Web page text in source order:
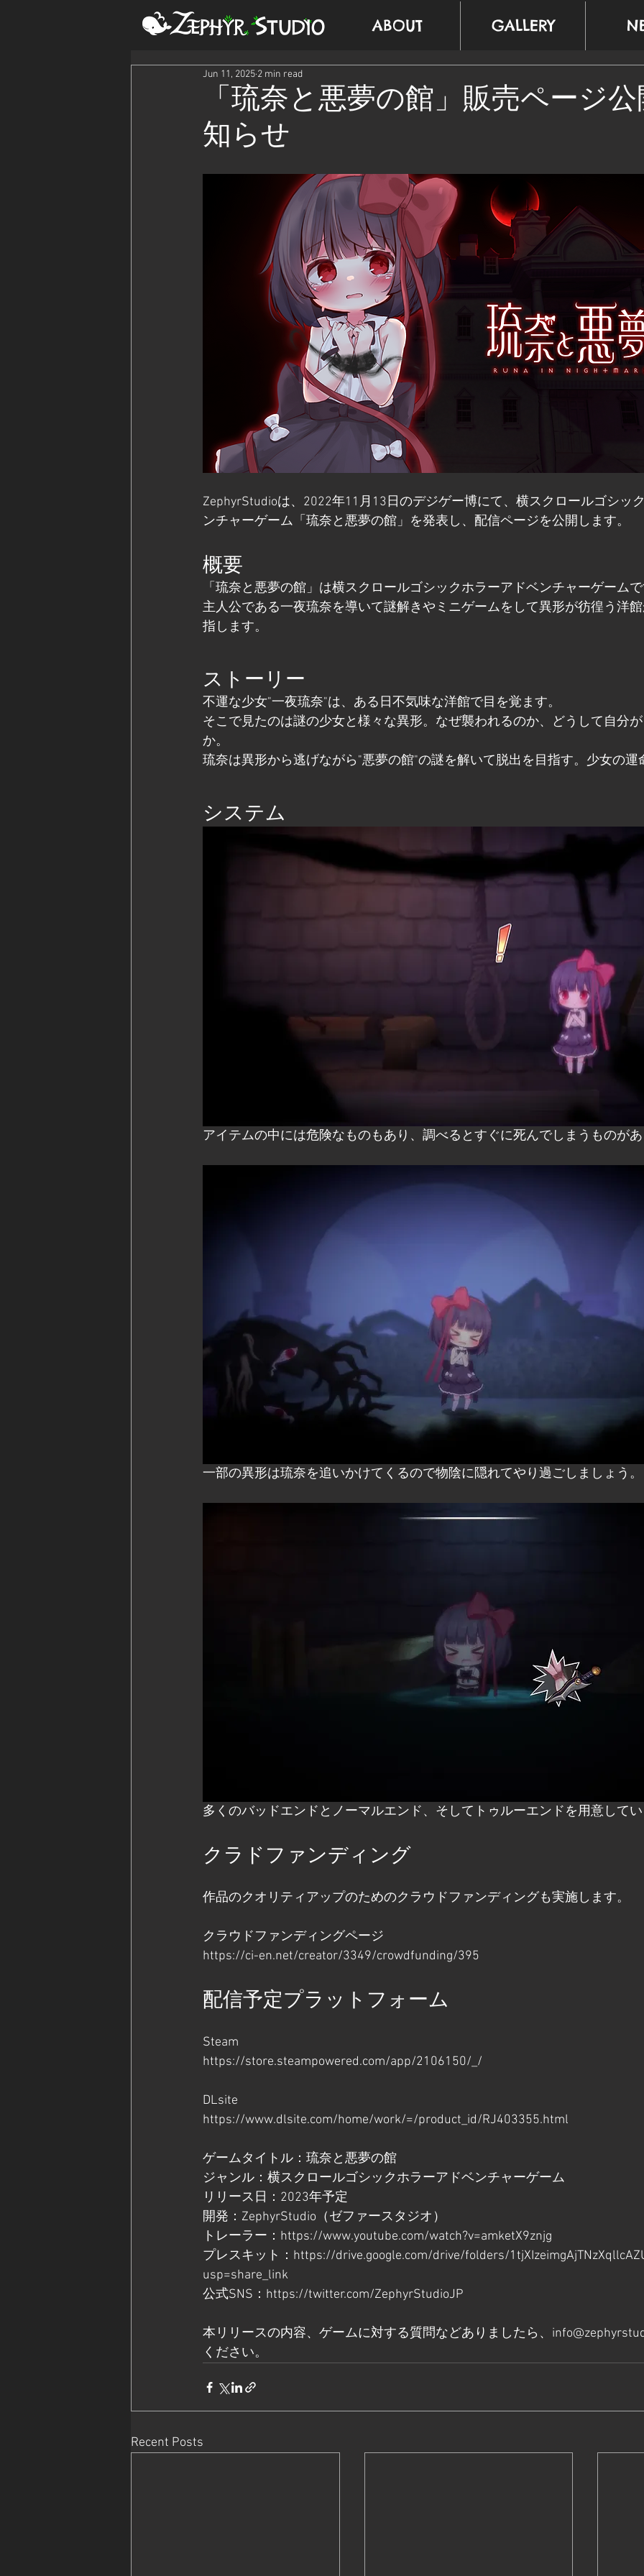
ABOUT GALLERY
「琉奈と悪夢の館」販売ページ
知らせ
Jun 11, 2025 2 min read
ZephyrStudioは、2022年11月13日のデジゲー博にて、横スクロールゴシッ
ンチャーゲーム「琉奈と悪夢の館」を発表し、配信ページを公開します。
概要
「琉奈と悪夢の館」は横スクロールゴシックホラーアドベンチャーゲーム
主人公である一夜琉奈を導いて謎解きやミニゲームをして異形が彷徨う洋
指します。
ストーリー
不運な少女"一夜琉奈"は、ある日不気味な洋館で目を覚ます。
そこで見たのは謎の少女と様々な異形。なぜ襲われるのか、どうして自分
か。
琉奈は異形から逃げながら"悪夢の館"の謎を解いて脱出を目指す。少女の運
システム
アイテムの中には危険なものもあり、調べるとすぐに死んでしまうものが
一部の異形は琉奈を追いかけてくるので物陰に隠れてやり過ごしましょう。
多くのバッドエンドとノーマルエンド、そしてトゥルーエンドを用意して
クラドファンディング
作品のクオリティアップのためのクラウドファンディングも実施します。
クラウドファンディングページ
https://ci-en.net/creator/3349/crowdfunding/395
配信予定プラットフォーム
Steam
https://store.steampowered.com/app/2106150/_/
DLsite
https://www.dlsite.com/home/work/=/product_id/RJ403355.html
ゲームタイトル：琉奈と悪夢の館
ジャンル：横スクロールゴシックホラーアドベンチャーゲーム
リリース日：2023年予定
開発：ZephyrStudio（ゼファースタジオ）
トレーラー： https://www.youtube.com/watch?v=amketX9znjg
プレスキット： https://drive.google.com/drive/folders/
usp=share_link
公式SNS： https://twitter.com/ZephyrStudioJP
本リリースの内容、ゲームに対する質問などありましたら、
ください。
Recent Posts